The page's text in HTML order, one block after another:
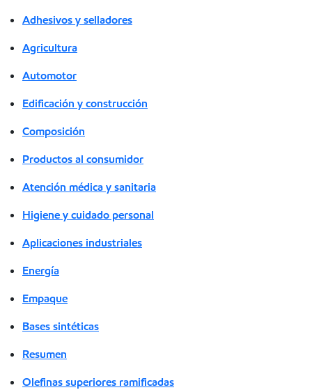
Adhesivos y selladores
Agricultura
Automotor
Edificación y construcción
Composición
Productos al consumidor
Atención médica y sanitaria
Higiene y cuidado personal
Aplicaciones industriales
Energía
Empaque
Bases sintéticas
Resumen
Olefinas superiores ramificadas